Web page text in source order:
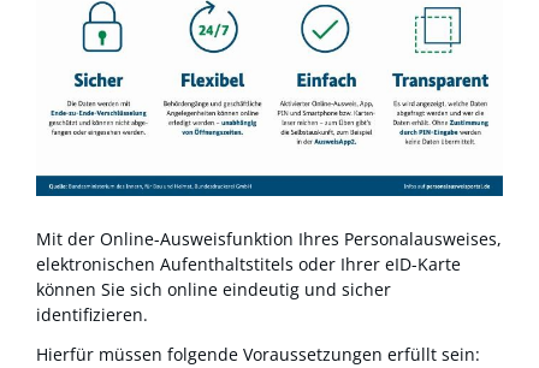
Mit der Online-Ausweisfunktion Ihres Personalausweises,
elektronischen Aufenthaltstitels oder Ihrer eID-Karte
können Sie sich online eindeutig und sicher
identifizieren.
Hierfür müssen folgende Voraussetzungen erfüllt sein: